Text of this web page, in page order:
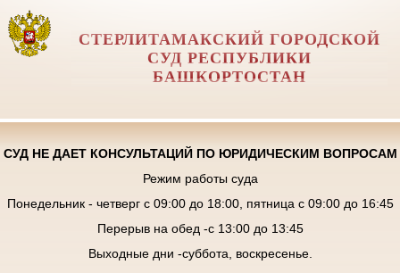
СТЕРЛИТАМАКСКИЙ ГОРОДСКОЙ
СУД РЕСПУБЛИКИ
БАШКОРТОСТАН
СУД НЕ ДАЕТ КОНСУЛЬТАЦИЙ ПО ЮРИДИЧЕСКИМ ВОПРОСАМ
Режим работы суда
Понедельник - четверг с 09:00 до 18:00, пятница с 09:00 до 16:45
Перерыв на обед -с 13:00 до 13:45
Выходные дни -суббота, воскресенье.